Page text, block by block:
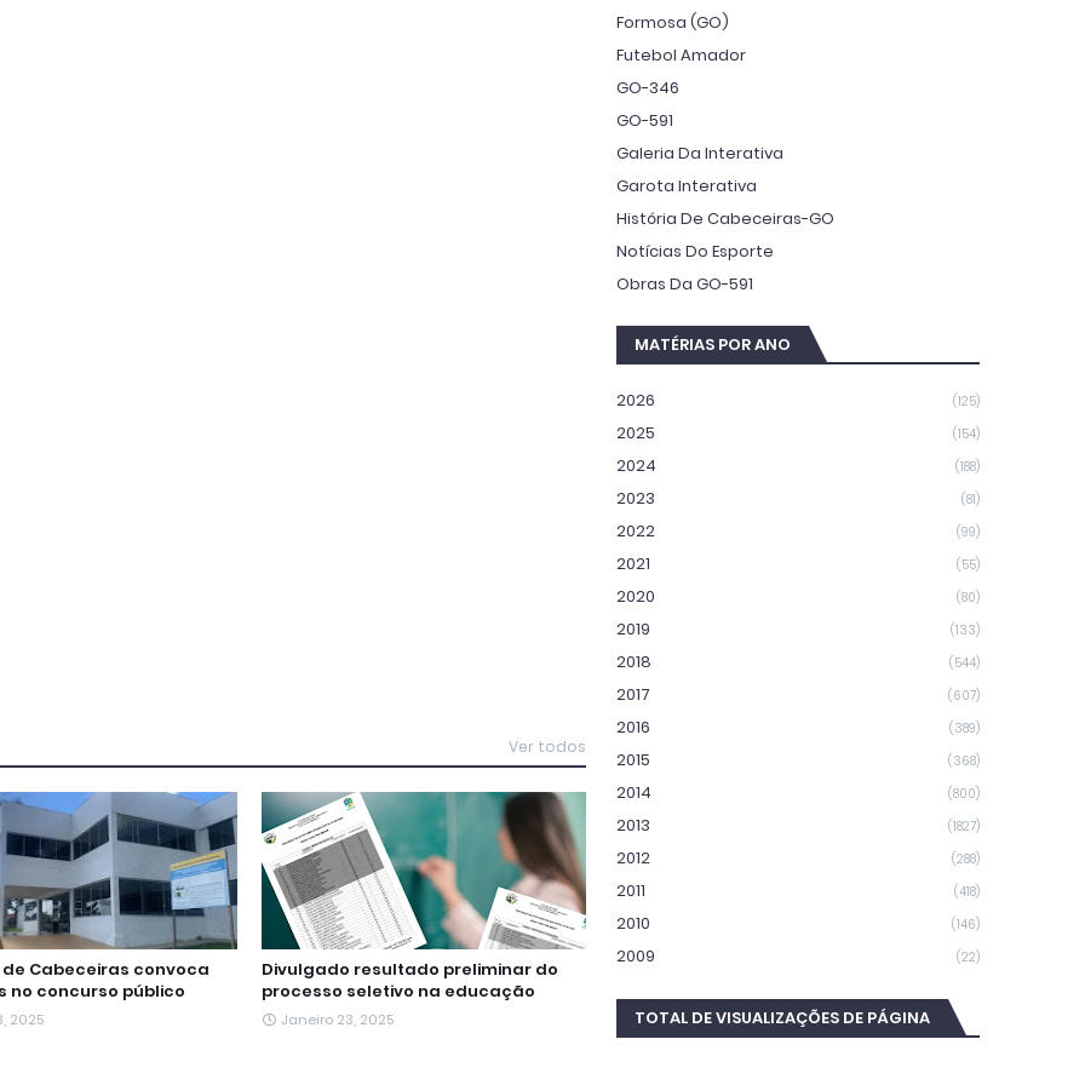
Ver todos
Cabeceiras convoca
no concurso público
2025
Divulgado resultado preliminar do
processo seletivo na educação
Janeiro 23, 2025
Formosa (GO)
Futebol Amador
GO-346
GO-591
Galeria Da Interativa
Garota Interativa
História De Cabeceiras-GO
Notícias Do Esporte
Obras Da GO-591
MATÉRIAS POR ANO
2026 (125)
2025 (154)
2024 (188)
2023 (81)
2022 (99)
2021 (55)
2020 (80)
2019 (133)
2018 (544)
2017 (607)
2016 (389)
2015 (368)
2014 (800)
2013 (1827)
2012 (288)
2011 (418)
2010 (146)
2009 (22)
TOTAL DE VISUALIZAÇÕES DE PÁGINA